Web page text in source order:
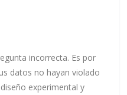
incorrecta. Es por
datos no hayan violado
experimental y